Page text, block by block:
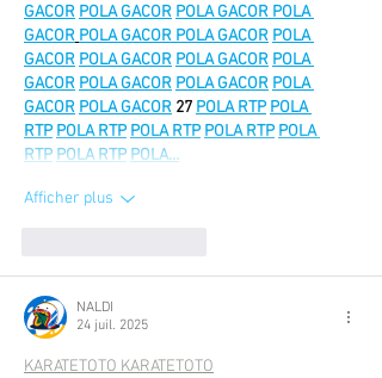
GACOR POLA GACOR POLA GACOR POLA
GACOR POLA GACOR POLA GACOR POLA
GACOR POLA GACOR POLA GACOR POLA
GACOR POLA GACOR POLA GACOR POLA
GACOR POLA GACOR 27 POLA RTP POLA
RTP POLA RTP POLA RTP POLA RTP POLA
RTP POLA RTP POLA…
Afficher plus
NALDI
24 juil. 2025
KARATETOTO KARATETOTO